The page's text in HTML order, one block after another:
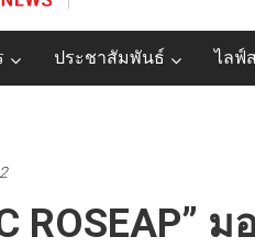
ประชาสัมพันธ์ ไลฟ์